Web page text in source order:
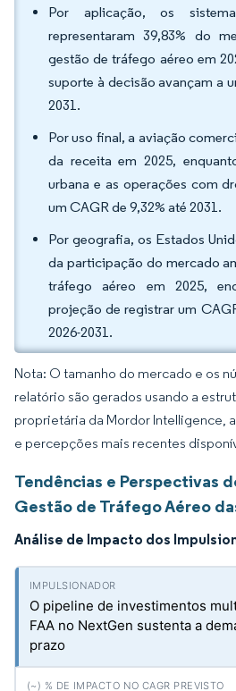
Por aplicação, os
representaram 39,83% do
gestão de tráfego aéreo em
suporte à decisão avançam a
2031.
Por uso final, a aviação
da receita em 2025,
urbana e as operações com
um CAGR de 9,32% até 2031.
Por geografia, os Estados
da participação do mercado
tráfego aéreo em 2025,
projeção de registrar um
2026-2031.
Nota: O tamanho do mercado e os
relatório são gerados usando a
proprietária da Mordor Intelligence,
e percepções mais recentes
Tendências e Perspectivas
Gestão de Tráfego Aéreo
Análise de Impacto dos
O pipeline de investimentos
FAA no NextGen sustenta a
prazo